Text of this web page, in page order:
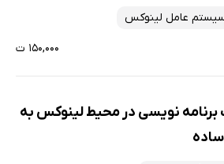
عامل لینوکس
۱۵۰,۰۰۰ ت
برنامه نویسی در محیط لینوکس به
ساده